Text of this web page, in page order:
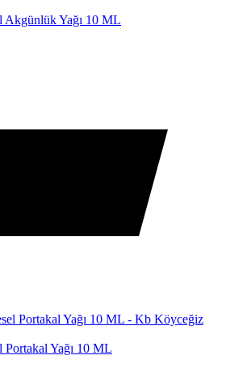
Yağı 10 ML
Yağı 10 ML